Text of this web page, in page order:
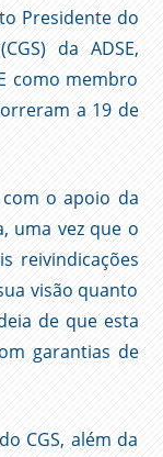
Presidente do
da ADSE,
como membro
a 19 de
o apoio da
uma vez que o
reivindicações
visão quanto
de que esta
garantias de
CGS, além da